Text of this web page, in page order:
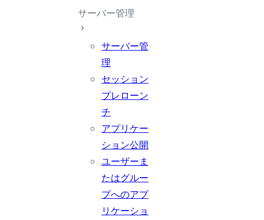
サーバー管理
サーバー管
理
セッション
プレローン
チ
アプリケー
ション公開
ユーザーま
たはグルー
プへのアプ
リケーショ